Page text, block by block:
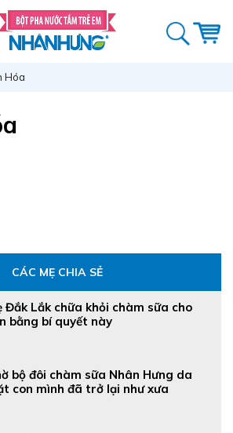
Hóa
CÁC MẸ CHIA SẺ
Đắk Lắk chữa khỏi chàm sữa cho
bằng bí quyết này
bộ đôi chàm sữa Nhân Hưng da
con mình đã trở lại như xưa